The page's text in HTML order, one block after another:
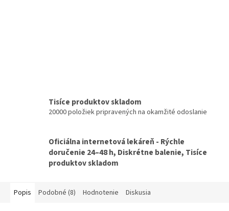
Tisíce produktov skladom
20000 položiek pripravených na okamžité odoslanie
Oficiálna internetová lekáreň - Rýchle
doručenie 24–48 h, Diskrétne balenie, Tisíce
produktov skladom
Popis Podobné (8) Hodnotenie Diskusia